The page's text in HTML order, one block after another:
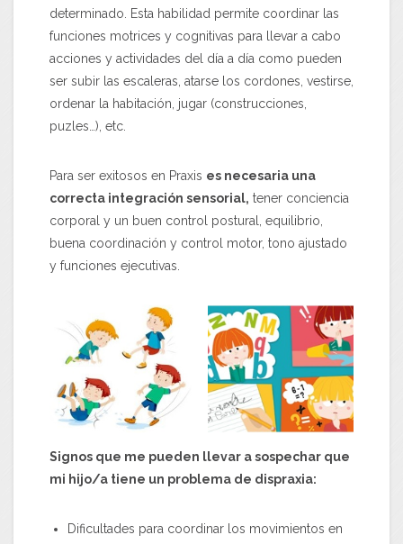
determinado. Esta habilidad permite coordinar las
funciones motrices y cognitivas para llevar a cabo
acciones y actividades del día a día como pueden
ser subir las escaleras, atarse los cordones, vestirse,
ordenar la habitación, jugar (construcciones,
puzles…), etc.
Para ser exitosos en Praxis es necesaria una
correcta integración sensorial, tener conciencia
corporal y un buen control postural, equilibrio,
buena coordinación y control motor, tono ajustado
y funciones ejecutivas.
Signos que me pueden llevar a sospechar que
mi hijo/a tiene un problema de dispraxia:
Dificultades para coordinar los movimientos en